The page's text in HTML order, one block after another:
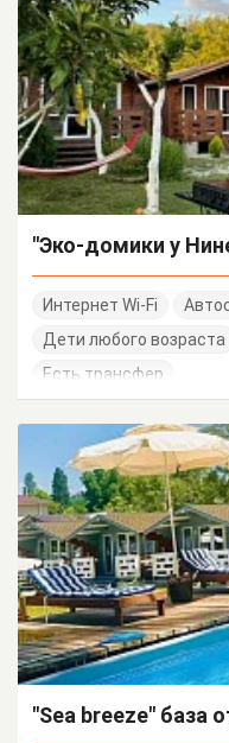
"Эко-домики у
Интернет Wi-Fi
Дети любого возраста
Есть трансфер
"Sea breeze" база